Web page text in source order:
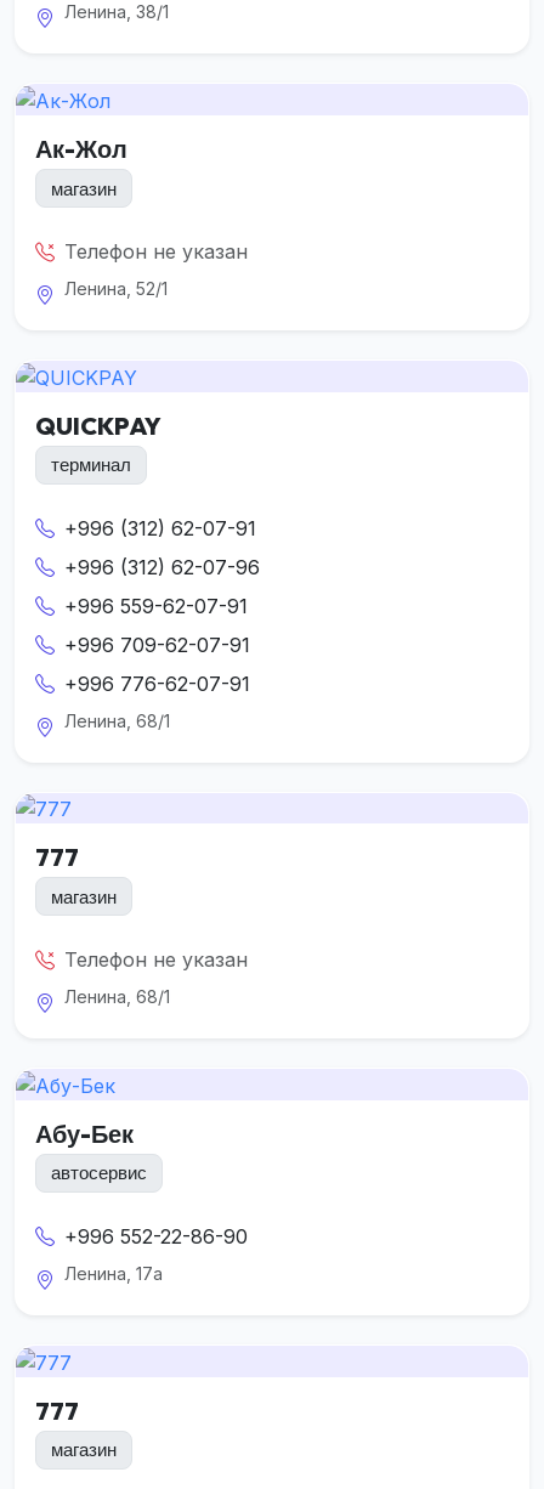
Ленина, 38/1
Ак-Жол
магазин
Телефон не указан
Ленина, 52/1
QUICKPAY
терминал
+996 (312) 62-07-91
+996 (312) 62-07-96
+996 559-62-07-91
+996 709-62-07-91
+996 776-62-07-91
Ленина, 68/1
777
магазин
Телефон не указан
Ленина, 68/1
Абу-Бек
автосервис
+996 552-22-86-90
Ленина, 17а
777
магазин